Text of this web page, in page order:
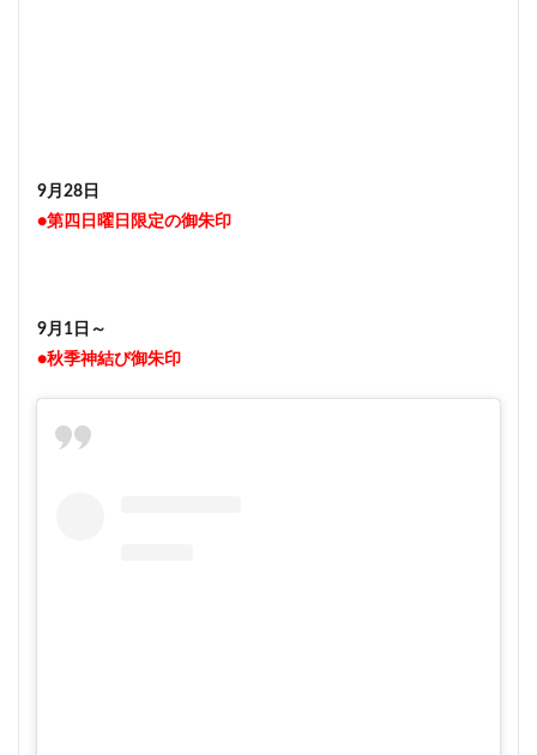
9月28日
●第四日曜日限定の御朱印
9月1日～
●秋季神結び御朱印